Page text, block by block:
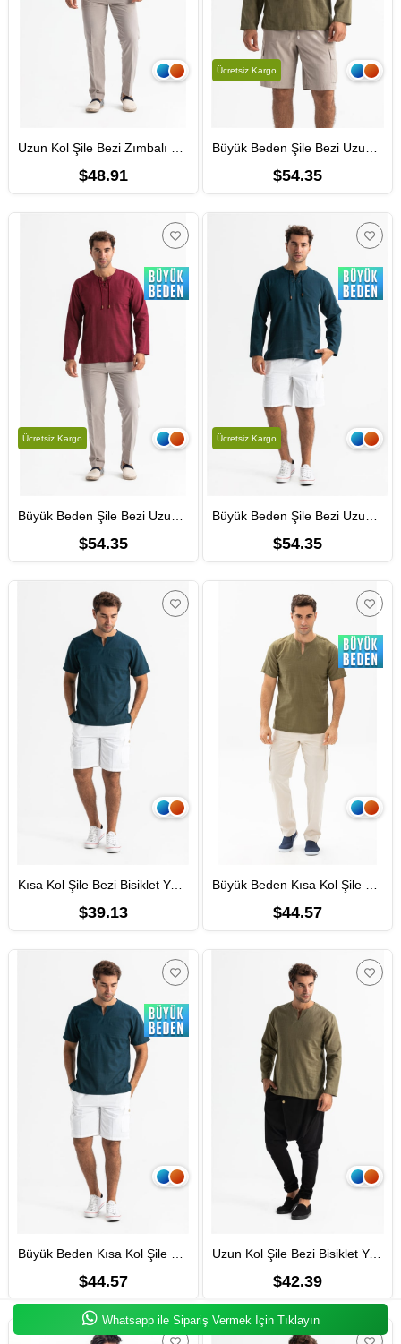
$48.91 $54.35
Ücretsiz Kargo
Büyük Beden Şile Bezi Uzun Kol Zımbalı Erkek Yazlık Tshirt Koyu Bordo 3068
$54.35
Ücretsiz Kargo
Büyük Beden Şile Bezi Uzun Kol Zımbalı Erkek Yazlık Tshirt Koyu Petrol 3069
$54.35
Ücretsiz Kargo
Kısa Kol Şile Bezi Bisiklet Yaka Erkek Yazlık Tshirt Koyu Petrol 3069
$39.13
Büyük Beden Kısa Kol Şile Bezi Bisiklet Yaka Erkek Yazlık Tshirt Haki 3049
$44.57
Büyük Beden Kısa Kol Şile Bezi Bisiklet Yaka Erkek Yazlık Tshirt Koyu Petrol 3069
$44.57
Uzun Kol Şile Bezi Bisiklet Yaka Erkek Yazlık Tshirt Haki 3049
$42.39
Whatsapp ile Sipariş Vermek İçin Tıklayın